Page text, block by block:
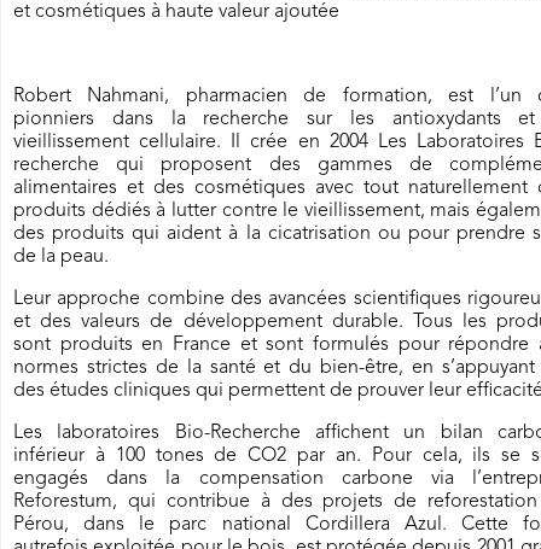
et cosmétiques à haute valeur ajoutée
Robert Nahmani, pharmacien de formation, est l’un
pionniers dans la recherche sur les antioxydants
vieillissement cellulaire. Il crée en 2004 Les Laboratoires
recherche qui proposent des gammes de
alimentaires et des cosmétiques avec tout naturellement
produits dédiés à lutter contre le vieillissement, mais
des produits qui aident à la cicatrisation ou pour prendre
de la peau.
Leur approche combine des avancées scientifiques
et des valeurs de développement durable. Tous les
sont produits en France et sont formulés pour répondre
normes strictes de la santé et du bien-être, en s’appuyant
des études cliniques qui permettent de prouver leur
Les laboratoires Bio-Recherche affichent un bilan
inférieur à 100 tones de CO2 par an. Pour cela, ils se
engagés dans la compensation carbone via
Reforestum, qui contribue à des projets de
Pérou, dans le parc national Cordillera Azul. Cette